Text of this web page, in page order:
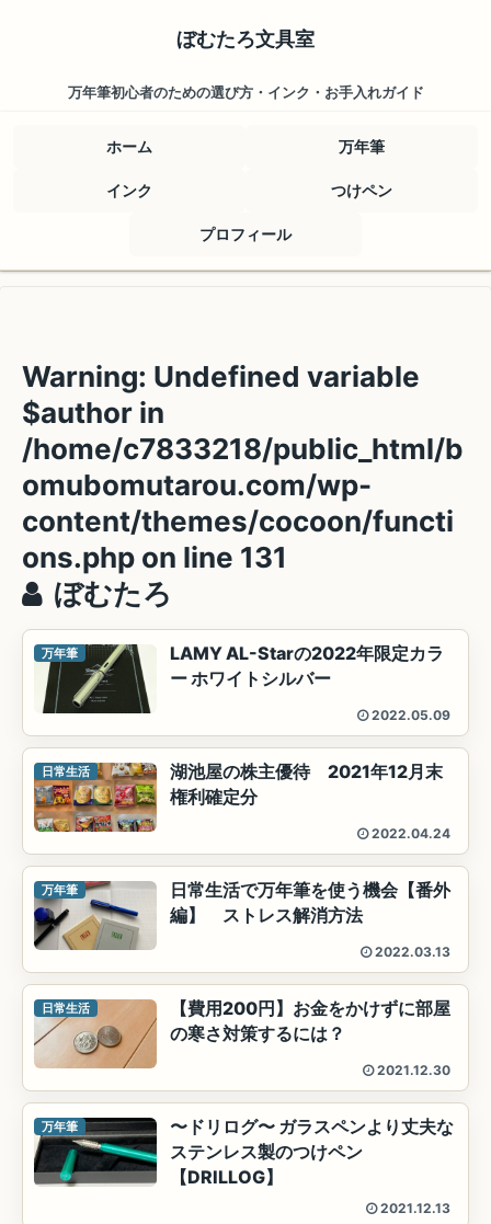
ぼむたろ文具室
万年筆初心者のための選び方・インク・お手入れガイド
ホーム 万年筆
インク つけペン
プロフィール
Warning: Undefined variable
$author in
/home/c7833218/public_html/b
omubomutarou.com/wp-
content/themes/cocoon/functi
ons.php on line 131
ぼむたろ
万年筆
LAMY AL-Starの2022年限定カラ
ー ホワイトシルバー
2022.05.09
日常生活
湖池屋の株主優待 2021年12月末
権利確定分
2022.04.24
万年筆
日常生活で万年筆を使う機会【番外
編】 ストレス解消方法
2022.03.13
日常生活
【費用200円】お金をかけずに部屋
の寒さ対策するには？
2021.12.30
万年筆
〜ドリログ〜 ガラスペンより丈夫な
ステンレス製のつけペン
【DRILLOG】
2021.12.13